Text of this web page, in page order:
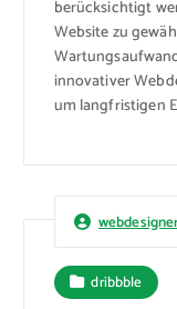
berücksichtigt
Website zu
innovativer
um langfristigen
dribbble